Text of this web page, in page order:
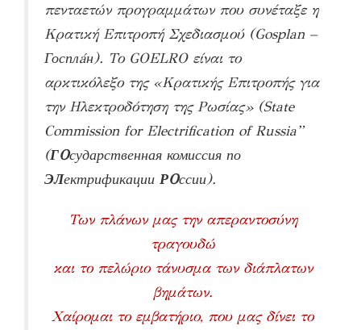
πενταετών προγραμμάτων που συνέταξε η
Κρατική Επιτροπή Σχεδιασμού (Gosplan –
Госплáн). Το GOELRO είναι το
αρκτικόλεξο της «Κρατικής Επιτροπής για
την Ηλεκτροδότηση της Ρωσίας» (State
Commission for Electrification of Russia”
(ГOсударственная комиссия по
ЭЛектрификации РOссии).
Των πλάνων μας την απεραντοσύνη
τραγουδώ
και το πελώριο τάνυσμα των διάπλατων
βημάτων.
Χαίρομαι το εμβατήριο, που μας δίνει το